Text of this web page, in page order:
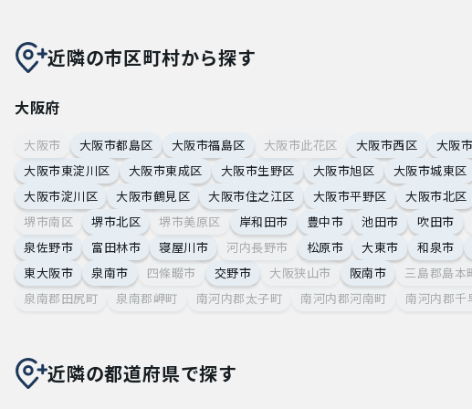
近隣の市区町村から探す
大阪府
大阪市 大阪市都島区 大阪市福島区 大阪市此花区 大阪市西区 大阪
大阪市東淀川区
大阪市東成区 大阪市生野区 大阪市旭区 大阪市城東区
大阪市淀川区
大阪市鶴見区 大阪市住之江区 大阪市平野区 大阪市北区
堺市南区
堺市北区 堺市美原区 岸和田市 豊中市 池田市 吹田市
泉佐野市
富田林市 寝屋川市 河内長野市 松原市 大東市 和泉市
東大阪市
泉南市 四條畷市 交野市 大阪狭山市 阪南市 三島郡島本
泉南郡田尻町
泉南郡岬町 南河内郡太子町 南河内郡河南町 南河内郡千
近隣の都道府県で探す